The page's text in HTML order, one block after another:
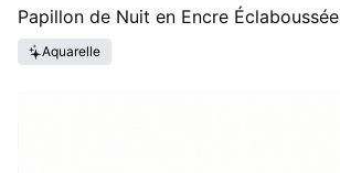
Papillon de Nuit en Encre Éclaboussée
Aquarelle